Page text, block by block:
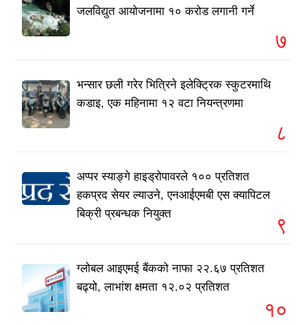
जलविद्युत आयोजनामा १० करोड लगानी गर्ने
७
भन्सार छली गरेर भित्रिने इलेक्ट्रिक स्कुटरमाथि
कडाइ, एक महिनामा १२ वटा नियन्त्रणमा
८
अप्पर स्याङ्गे हाइड्रोपावरले १०० प्रतिशत
हकप्रद सेयर ल्याउने, एनआईएमबी एस क्यापिटल
बिक्री प्रबन्धक नियुक्त
९
ग्लोबल आइएमई बैंकको नाफा २२.६७ प्रतिशत
बढ्यो, लाभांश क्षमता १२.०२ प्रतिशत
१०